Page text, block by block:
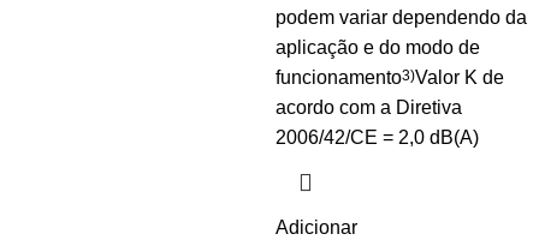
podem variar dependendo da
aplicação e do modo de
funcionamento3)Valor K de
acordo com a Diretiva
2006/42/CE = 2,0 dB(A)
Adicionar